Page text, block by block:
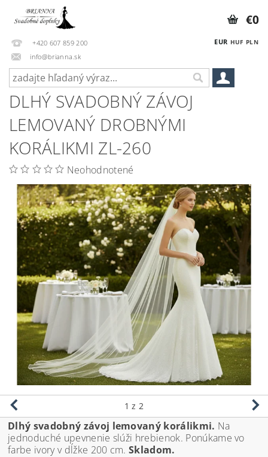
+420 607 859 200
info@brianna.sk
EUR HUF PLN
€0
DLHÝ SVADOBNÝ ZÁVOJ
LEMOVANÝ DROBNÝMI
KORÁLIKMI ZL-260
Neohodnotené
1 z 2
Dlhý svadobný závoj lemovaný korálikmi. Na
jednoduché upevnenie slúži hrebienok. Ponúkame vo
farbe ivory v dĺžke 200 cm.Skladom.